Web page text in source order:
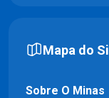
Mapa do
Sobre O Minas